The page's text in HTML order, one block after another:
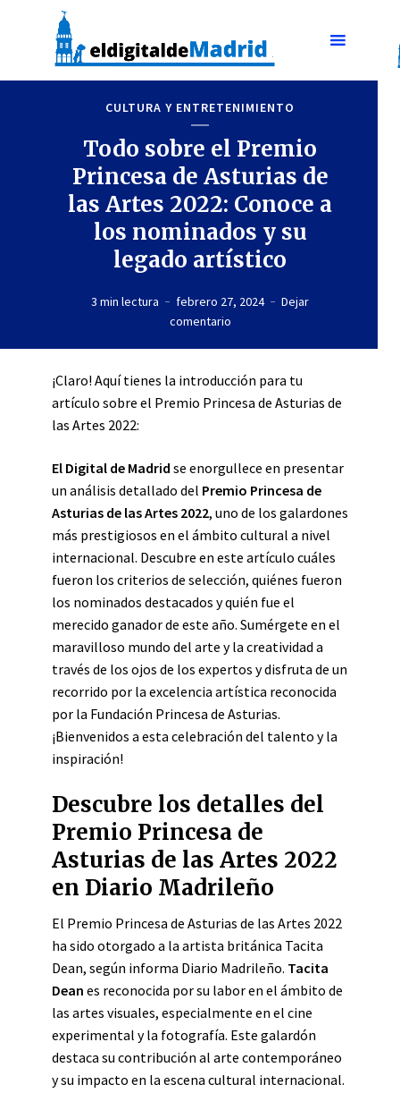
CULTURA Y ENTRETENIMIENTO
Todo sobre el Premio
Princesa de Asturias de
las Artes 2022: Conoce a
los nominados y su
legado artístico
3 min lectura febrero 27, 2024
Dejar
comentario
¡Claro! Aquí tienes la introducción para tu
artículo sobre el Premio Princesa de Asturias de
las Artes 2022:
El Digital de Madrid se enorgullece en presentar
un análisis detallado del Premio Princesa de
Asturias de las Artes 2022, uno de los galardones
más prestigiosos en el ámbito cultural a nivel
internacional. Descubre en este artículo cuáles
fueron los criterios de selección, quiénes fueron
los nominados destacados y quién fue el
merecido ganador de este año. Sumérgete en el
maravilloso mundo del arte y la creatividad a
través de los ojos de los expertos y disfruta de un
recorrido por la excelencia artística reconocida
por la Fundación Princesa de Asturias.
¡Bienvenidos a esta celebración del talento y la
inspiración!
Descubre los detalles del
Premio Princesa de
Asturias de las Artes 2022
en Diario Madrileño
El Premio Princesa de Asturias de las Artes 2022
ha sido otorgado a la artista británica Tacita
Dean, según informa Diario Madrileño. Tacita
Dean es reconocida por su labor en el ámbito de
las artes visuales, especialmente en el cine
experimental y la fotografía. Este galardón
destaca su contribución al arte contemporáneo
y su impacto en la escena cultural internacional.